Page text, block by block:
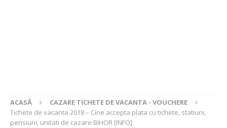
ACASĂ
CAZARE TICHETE DE VACANTA - VOUCHERE
Tichete de vacanta 2018 – Cine accepta plata cu tichete, statiuni,
pensiuni, unitati de cazare BIHOR [INFO]